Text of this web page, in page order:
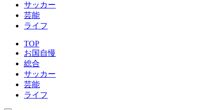
サッカー
芸能
ライフ
TOP
お国自慢
総合
サッカー
芸能
ライフ